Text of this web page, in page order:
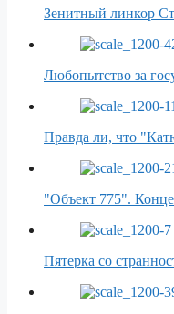
Зенитный линкор
Любопытство за
Правда ли, что
"Объект 775".
Пятерка со